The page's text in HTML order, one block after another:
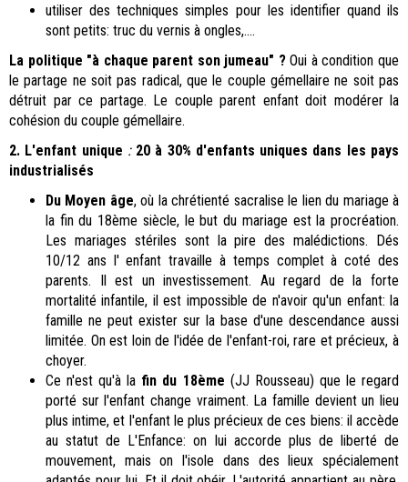
utiliser des techniques simples pour les identifier quand ils
sont petits: truc du vernis à ongles,....
La politique "à chaque parent son jumeau" ?Oui à condition que
le partage ne soit pas radical, que le couple gémellaire ne soit pas
détruit par ce partage. Le couple parent enfant doit modérer la
cohésion du couple gémellaire.
2. L'enfant unique : 20 à 30% d'enfants uniques dans les pays
industrialisés
Du Moyen âge, où la chrétienté sacralise le lien du mariage à
la fin du 18ème siècle, le but du mariage est la procréation.
Les mariages stériles sont la pire des malédictions. Dés
10/12 ans l' enfant travaille à temps complet à coté des
parents. Il est un investissement. Au regard de la forte
mortalité infantile, il est impossible de n'avoir qu'un enfant: la
famille ne peut exister sur la base d'une descendance aussi
limitée. On est loin de l'idée de l'enfant-roi, rare et précieux, à
choyer.
Ce n'est qu'à la fin du 18ème (JJ Rousseau) que le regard
porté sur l'enfant change vraiment. La famille devient un lieu
plus intime, et l'enfant le plus précieux de ces biens: il accède
au statut de L'Enfance: on lui accorde plus de liberté de
mouvement, mais on l'isole dans des lieux spécialement